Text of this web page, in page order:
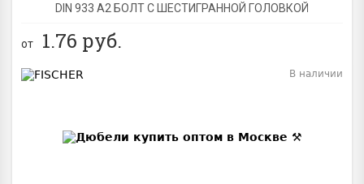
DIN 933 А2 БОЛТ С ШЕСТИГРАННОЙ ГОЛОВКОЙ
от 1.76 руб.
В наличии